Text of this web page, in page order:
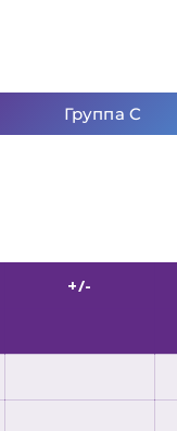
Группа C
+/-